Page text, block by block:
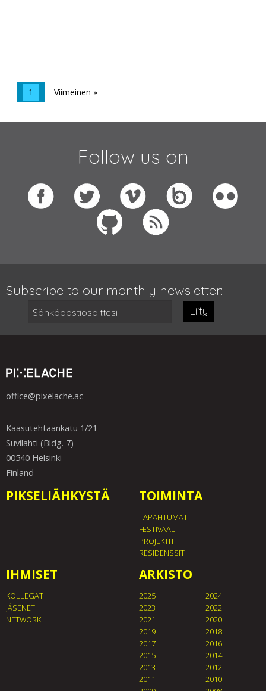
1 Viimeinen »
Follow us on
Subscribe to our monthly newsletter:
Liity
office@pixelache.ac
Kaasutehtaankatu 1/21
Suvilahti (Bldg. 7)
00540 Helsinki
Finland
PIKSELIÄHKYSTÄ TOIMINTA
TAPAHTUMAT
FESTIVAALI
PROJEKTIT
RESIDENSSIT
IHMISET
KOLLEGAT
JÄSENET
NETWORK
ARKISTO
2025
2024
2023
2022
2021
2020
2019
2018
2017
2016
2015
2014
2013
2012
2011
2010